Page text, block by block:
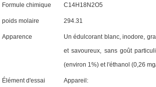
Formule chimique C14H18N2O5
poids molaire 294.31
Apparence
Un édulcorant blanc, inodore,
et savoureux, sans goût
(environ 1%) et l'éthanol (0,26
Élément d'essai Appareil: